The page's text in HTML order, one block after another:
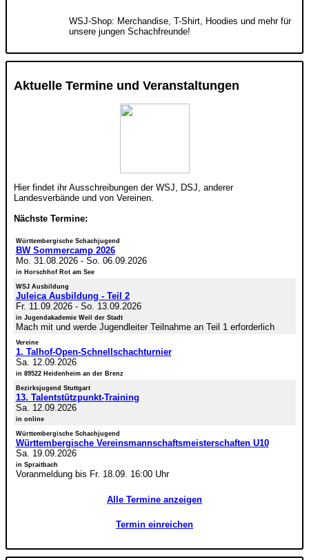
WSJ-Shop: Merchandise, T-Shirt, Hoodies und mehr für
unsere jungen Schachfreunde!
Aktuelle Termine und Veranstaltungen
Hier findet ihr Ausschreibungen der WSJ, DSJ, anderer
Landesverbände und von Vereinen.
Nächste Termine:
Württembergische Schachjugend
BW Sommercamp 2026
Mo. 31.08.2026- So. 06.09.2026
in Horschhof Rot am See
WSJ Ausbildung
Juleica Ausbildung - Teil 2
Fr. 11.09.2026- So. 13.09.2026
in Jugendakademie Weil der Stadt
Mach mit und werde Jugendleiter Teilnahme an Teil 1 erforderlich
Vereine
1. Talhof-Open-Schnellschachturnier
Sa. 12.09.2026
in 89522 Heidenheim an der Brenz
Bezirksjugend Stuttgart
13. Talentstützpunkt-Training
Sa. 12.09.2026
in online
Württembergische Schachjugend
Württembergische Vereinsmannschaftsmeisterschaften U10
Sa. 19.09.2026
in Spraitbach
Voranmeldung bis Fr. 18.09. 16:00 Uhr
Alle Termine anzeigen
Termin einreichen